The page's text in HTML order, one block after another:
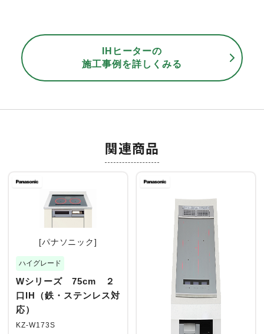
IHヒーターの
施工事例を詳しくみる
関連商品
[パナソニック]
ハイグレード
Wシリーズ 75cm ２
口IH（鉄・ステンレス対
応）
KZ-W173S